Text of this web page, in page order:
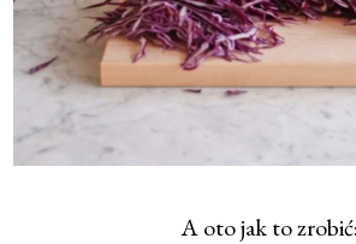
A oto jak to zrobić: